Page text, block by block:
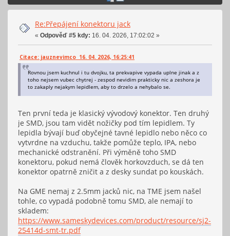
Re:Přepájení konektoru jack
« Odpověď #5 kdy: 16. 04. 2026, 17:02:02 »
Citace: jauznevimco 16. 04. 2026, 16:25:41
Rovnou jsem kuchnul i tu dvojku, ta prekvapive vypada uplne jinak a z
toho nejsem vubec chytrej - zespod nevidim prakticky nic a zeshora je
to zakaply nejakym lepidlem, aby to drzelo a nehybalo se.
Ten první teda je klasický vývodový konektor. Ten druhý
je SMD, jsou tam vidět nožičky pod tím lepidlem. Ty
lepidla bývají buď obyčejné tavné lepidlo nebo něco co
vytvrdne na vzduchu, takže pomůže teplo, IPA, nebo
mechanické odstranění. Při výměně toho SMD
konektoru, pokud nemá člověk horkovzduch, se dá ten
konektor opatrně zničit a z desky sundat po kouskách.
Na GME nemaj z 2.5mm jacků nic, na TME jsem našel
tohle, co vypadá podobně tomu SMD, ale nemají to
skladem:
https://www.sameskydevices.com/product/resource/sj2-
25414d-smt-tr.pdf